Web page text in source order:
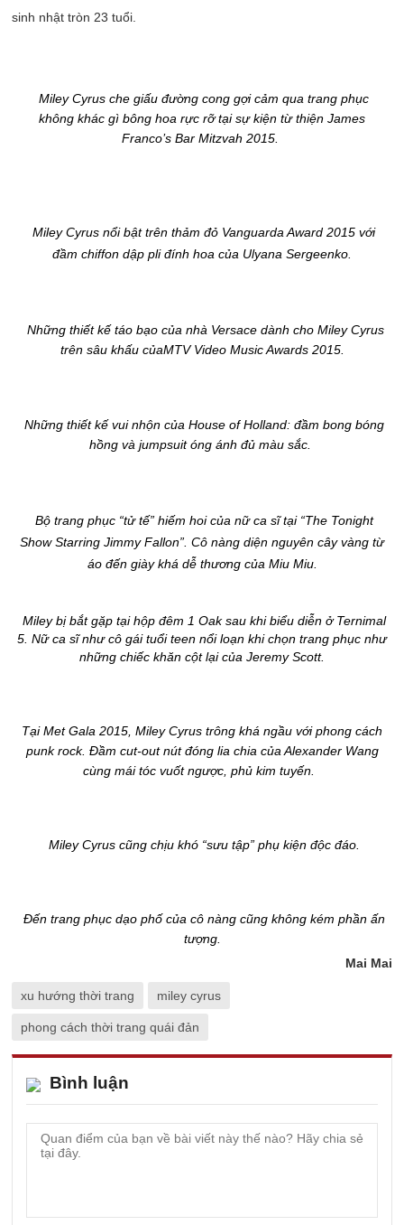
sinh nhật tròn 23 tuổi.
Miley Cyrus che giấu đường cong gợi cảm qua trang phục
không khác gì bông hoa rực rỡ tại sự kiện từ thiện James
Franco’s Bar Mitzvah 2015.
Miley Cyrus nổi bật trên thảm đỏ Vanguarda Award 2015 với
đầm chiffon dập pli đính hoa của Ulyana Sergeenko.
Những thiết kế táo bạo của nhà Versace dành cho Miley Cyrus
trên sâu khấu củaMTV Video Music Awards 2015.
Những thiết kế vui nhộn của House of Holland: đầm bong bóng
hồng và jumpsuit óng ánh đủ màu sắc.
Bộ trang phục “tử tế” hiếm hoi của nữ ca sĩ tại “The Tonight
Show Starring Jimmy Fallon”. Cô nàng diện nguyên cây vàng từ
áo đến giày khá dễ thương của Miu Miu.
Miley bị bắt gặp tại hộp đêm 1 Oak sau khi biểu diễn ở Ternimal
5. Nữ ca sĩ như cô gái tuổi teen nổi loạn khi chọn trang phục như
những chiếc khăn cột lại của Jeremy Scott.
Tại Met Gala 2015, Miley Cyrus trông khá ngầu với phong cách
punk rock. Đầm cut-out nút đóng lia chia của Alexander Wang
cùng mái tóc vuốt ngược, phủ kim tuyến.
Miley Cyrus cũng chịu khó “sưu tập” phụ kiện độc đáo.
Đến trang phục dạo phố của cô nàng cũng không kém phần ấn
tượng.
Mai Mai
xu hướng thời trang miley cyrus
phong cách thời trang quái đản
Bình luận